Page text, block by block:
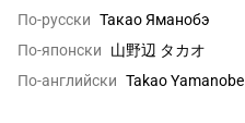
По-русски Такао Яманобэ
По-японски
山野辺 タカオ
По-английски Takao Yamanobe